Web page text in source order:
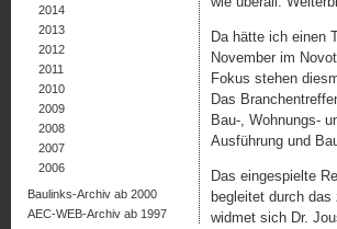
Da hätte ich einen
November im
Fokus stehen
Das
Bau-, Wohnungs-
Ausführung und
Das eingespielte
begleitet durch
widmet sich Dr.
2014
2013
2012
2011
2010
2009
2008
2007
2006
Baulinks-Archiv ab 2000
AEC-WEB-Archiv ab 1997